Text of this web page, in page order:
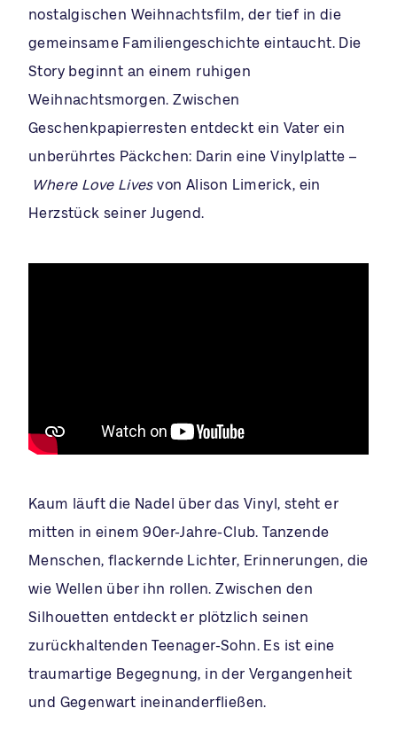
nostalgischen Weihnachtsfilm, der tief in die
gemeinsame Familiengeschichte eintaucht. Die
Story beginnt an einem ruhigen
Weihnachtsmorgen. Zwischen
Geschenkpapierresten entdeckt ein Vater ein
unberührtes Päckchen: Darin eine Vinylplatte –
Where Love Livesvon Alison Limerick, ein
Herzstück seiner Jugend.
Kaum läuft die Nadel über das Vinyl, steht er
mitten in einem 90er-Jahre-Club. Tanzende
Menschen, flackernde Lichter, Erinnerungen, die
wie Wellen über ihn rollen. Zwischen den
Silhouetten entdeckt er plötzlich seinen
zurückhaltenden Teenager-Sohn. Es ist eine
traumartige Begegnung, in der Vergangenheit
und Gegenwart ineinanderfließen.